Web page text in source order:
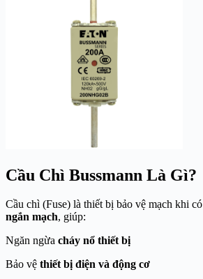
Cầu Chì Bussmann Là Gì?
Cầu chì (Fuse) là thiết bị bảo vệ mạch khi có
ngắn mạch, giúp:
Ngăn ngừa cháy nổ thiết bị
Bảo vệ thiết bị điện và động cơ